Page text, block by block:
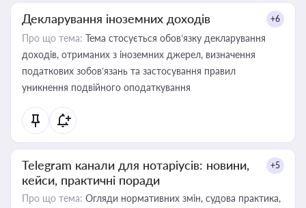
Декларування іноземних доходів +6
Про що тема: Тема стосується обов’язку декларування
доходів, отриманих з іноземних джерел, визначення
податкових зобов’язань та застосування правил
уникнення подвійного оподаткування
Telegram канали для нотаріусів: новини,
кейси, практичні поради
+5
Про що тема: Огляди нормативних змін, судова практика,